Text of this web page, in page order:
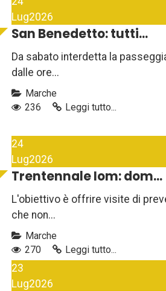
Lug2026
San Benedetto: tutti...
Da sabato interdetta la
dalle ore...
Marche
236
Leggi tutto...
24
Lug2026
Trentennale Iom: dom...
L'obiettivo è offrire visite di
che non...
Marche
270
Leggi tutto...
23
Lug2026